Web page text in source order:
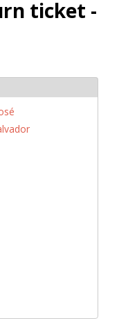
ticket -